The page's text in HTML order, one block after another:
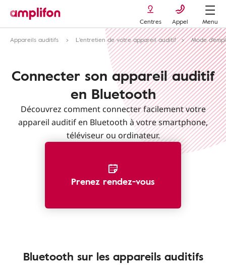
Centres Appel
Menu
Appareils auditifs
L'entretien de votre appareil auditif Mode
Connecter son appareil auditif
en Bluetooth
Découvrez comment connecter facilement votre
appareil auditif en Bluetooth à votre smartphone,
téléviseur ou ordinateur.
Prenez rendez-vous
Bluetooth sur les appareils auditifs